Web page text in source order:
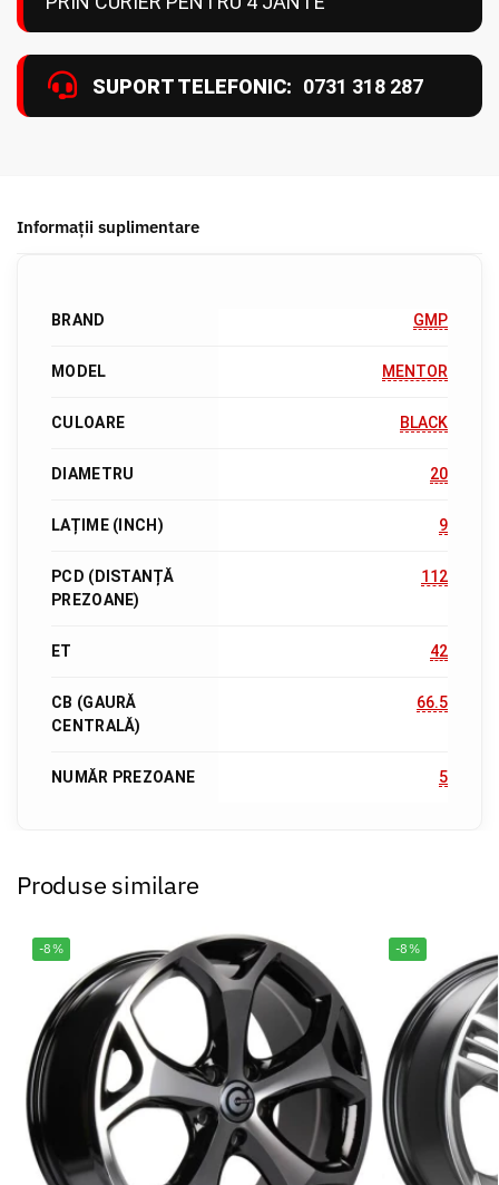
SUPORT TELEFONIC: 0731 318 287
Informații suplimentare
BRAND GMP
MODEL MENTOR
CULOARE BLACK
DIAMETRU 20
LAȚIME (INCH) 9
PCD (DISTANȚĂ
PREZOANE)
112
ET 42
CB (GAURĂ
CENTRALĂ)
66.5
NUMĂR PREZOANE 5
Produse similare
-8% -8%